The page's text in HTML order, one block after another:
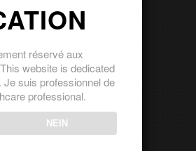
réservé aux
website is dedicated
suis professionnel de
professional.
NEIN